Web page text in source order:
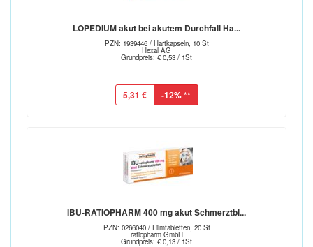
LOPEDIUM akut bei akutem Durchfall Ha...
PZN: 1939446 / Hartkapseln, 10 St
Hexal AG
Grundpreis: € 0,53 / 1St
5,31 € -12%**
IBU-RATIOPHARM 400 mg akut Schmerztbl...
PZN: 0266040 / Filmtabletten, 20 St
ratiopharm GmbH
Grundpreis: € 0,13 / 1St